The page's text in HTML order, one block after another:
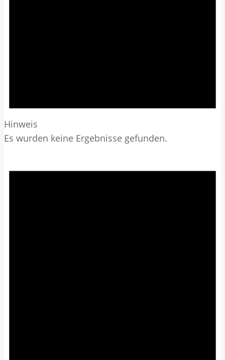
Hinweis
Es wurden keine Ergebnisse gefunden.